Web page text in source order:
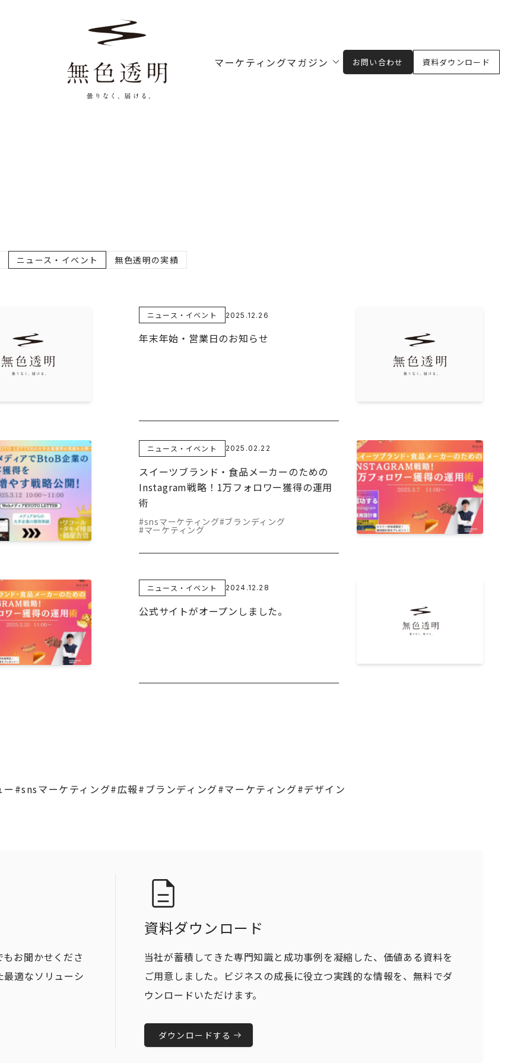
マーケティングマガジン お問い合わせ 資料ダウンロード
ニュース・イベント 無色透明の実績
ニュース・イベント 2025.12.26
年末年始・営業日のお知らせ
ニュース・イベント 2025.02.22
スイーツブランド・食品メーカーのための
Instagram戦略！1万フォロワー獲得の運用
術
#snsマーケティング#ブランディング
#マーケティング
ニュース・イベント 2024.12.28
公式サイトがオープンしました。
#snsマーケティング#広報#ブランディング#マーケティング#デザイン
お聞かせくださ
適なソリューシ
資料ダウンロード
当社が蓄積してきた専門知識と成功事例を凝縮した、価値ある資料を
ご用意しました。ビジネスの成長に役立つ実践的な情報を、無料でダ
ウンロードいただけます。
ダウンロードする